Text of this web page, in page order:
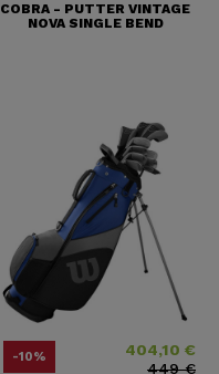
COBRA - PUTTER VINTAGE
NOVA SINGLE BEND
-10% Precio404,10 €
Precio base
449 €